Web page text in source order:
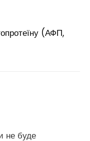
(АФП,
не буде